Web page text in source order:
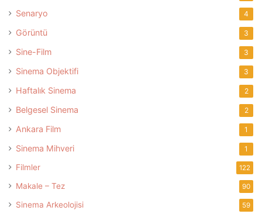
Senaryo 4
Görüntü 3
Sine-Film 3
Sinema Objektifi 3
Haftalık Sinema 2
Belgesel Sinema 2
Ankara Film 1
Sinema Mihveri 1
Filmler 122
Makale – Tez 90
Sinema Arkeolojisi 59